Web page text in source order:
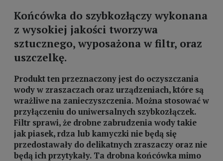
Końcówka do szybkozłączy wykonana
z wysokiej jakości tworzywa
sztucznego, wyposażona w filtr, oraz
uszczelkę.
Produkt ten przeznaczony jest do oczyszczania
wody w zraszaczach oraz urządzeniach, które są
wrażliwe na zanieczyszczenia. Można stosować w
przyłączeniu do uniwersalnych szybkozłączek.
Filtr sprawi, że drobne zabrudzenia wody takie
jak piasek, rdza lub kamyczki nie będą się
przedostawały do delikatnych zraszaczy oraz nie
będą ich przytykały. Ta drobna końcówka mimo